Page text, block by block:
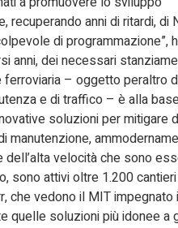
recuperando anni di ritardi, di
di programmazione”,
anni, dei necessari
ferroviaria – oggetto peraltro
e di traffico – è alla
soluzioni per
manutenzione,
velocità che sono
sono attivi oltre 1.200
che vedono il MIT
quelle soluzioni più idonee